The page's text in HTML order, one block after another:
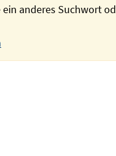
anderes Suchwort